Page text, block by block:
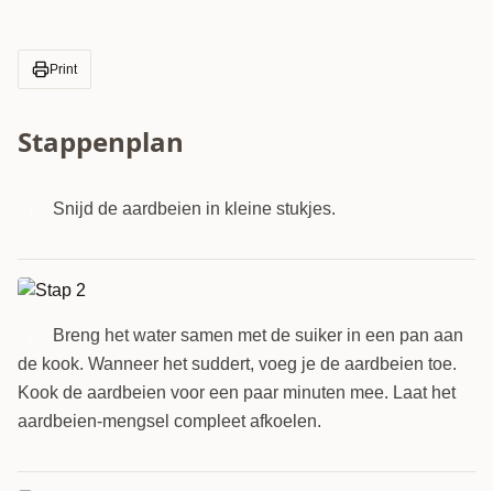
Print
Stappenplan
Snijd de aardbeien in kleine stukjes.
Breng het water samen met de suiker in een pan aan
de kook. Wanneer het suddert, voeg je de aardbeien toe.
Kook de aardbeien voor een paar minuten mee. Laat het
aardbeien-mengsel compleet afkoelen.